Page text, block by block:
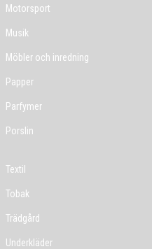
Motorsport
Musik
Möbler och inredning
Papper
Parfymer
Porslin
Textil
Tobak
Trädgård
Underkläder